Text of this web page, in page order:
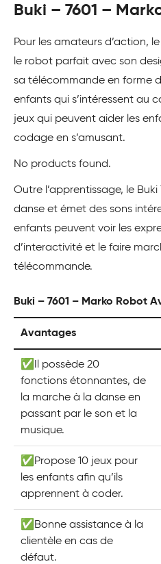
Buki – 7601 –
Pour les amateurs d’action,
le robot parfait avec son
sa télécommande en forme
enfants qui s’intéressent au
jeux qui peuvent aider les
codage en s’amusant.
No products found.
Outre l’apprentissage, le
danse et émet des sons
enfants peuvent voir les
d’interactivité et le faire
télécommande.
Buki – 7601 – Marko Robot
Avantages
✅Il possède 20
fonctions étonnantes, de
la marche à la danse en
passant par le son et la
musique.
✅Propose 10 jeux pour
les enfants afin qu’ils
apprennent à coder.
✅Bonne assistance à la
clientèle en cas de
défaut.